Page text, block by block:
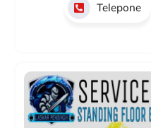
Telepone